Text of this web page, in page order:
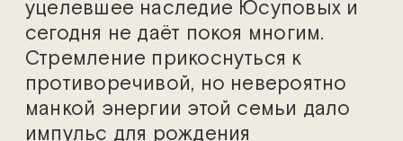
уцелевшее наследие Юсуповых и
сегодня не даёт покоя многим.
Стремление прикоснуться к
противоречивой, но невероятно
манкой энергии этой семьи дало
импульс для рождения